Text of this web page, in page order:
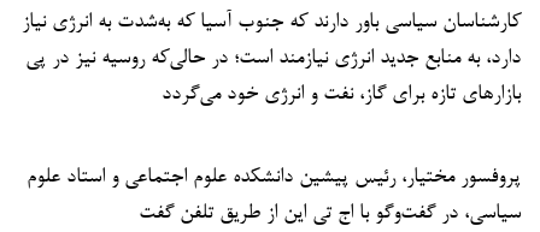
کارشناسان سیاسی باور دارند که جنوب آسیا که به‌شدت به انرژی نیاز
دارد، به منابع جدید انرژی نیازمند است؛ در حالی‌که روسیه نیز در پی
بازارهای تازه برای گاز، نفت و انرژی خود می‌گردد
پروفسور مختیار، رئیس پیشین دانشکده علوم اجتماعی و استاد علوم
سیاسی، در گفت‌وگو با اج تی این از طریق تلفن گفت